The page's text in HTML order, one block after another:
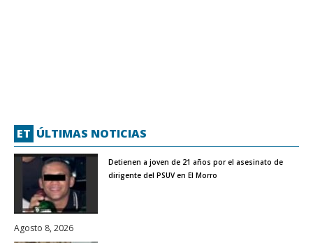
ET ÚLTIMAS NOTICIAS
Detienen a joven de 21 años por el asesinato de
dirigente del PSUV en El Morro
Agosto 8, 2026